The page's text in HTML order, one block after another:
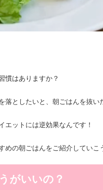
慣はありますか？
落としたいと、朝ごはんを抜い
エットには逆効果なんです！
めの朝ごはんをご紹介していこ
がいいの？